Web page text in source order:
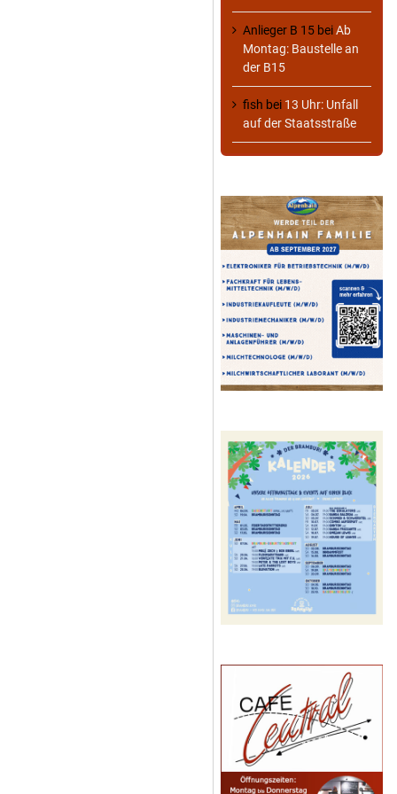
Anlieger B 15 beiAb
Montag: Baustelle an
der B15
fish bei 13 Uhr: Unfall
auf der Staatsstraße